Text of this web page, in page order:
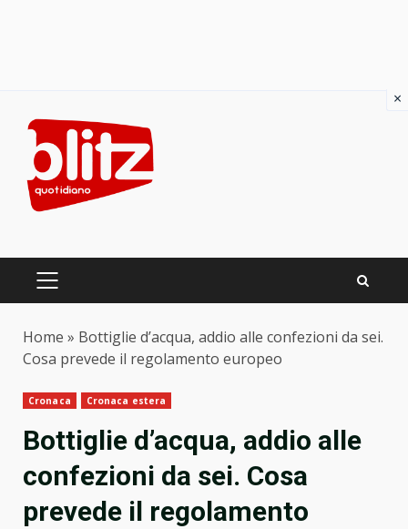
content
PRIMARY
Home » Bottiglie d’acqua, addio alle confezioni da sei.
Cosa prevede il regolamento europeo
Cronaca Cronaca estera
Bottiglie d’acqua, addio alle
confezioni da sei. Cosa
prevede il regolamento
×